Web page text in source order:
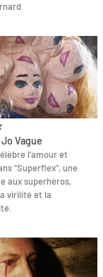
Vague
l'amour et
"Superflex", une
aux superhéros,
virilité et la